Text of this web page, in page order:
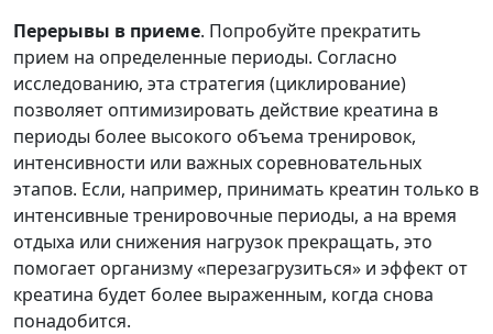
Перерывы в приеме. Попробуйте прекратить
прием на определенные периоды. Согласно
исследованию, эта стратегия (циклирование)
позволяет оптимизировать действие креатина в
периоды более высокого объема тренировок,
интенсивности или важных соревновательных
этапов. Если, например, принимать креатин только в
интенсивные тренировочные периоды, а на время
отдыха или снижения нагрузок прекращать, это
помогает организму «перезагрузиться» и эффект от
креатина будет более выраженным, когда снова
понадобится.